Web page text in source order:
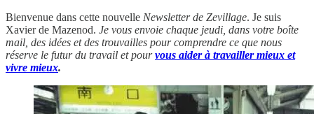
Bienvenue dans cette nouvelle Newsletter de Zevillage. Je suis
Xavier de Mazenod. Je vous envoie chaque jeudi, dans votre boîte
mail, des idées et des trouvailles pour comprendre ce que nous
réserve le futur du travail et pourvous aider à travailler mieux et
vivre mieux.